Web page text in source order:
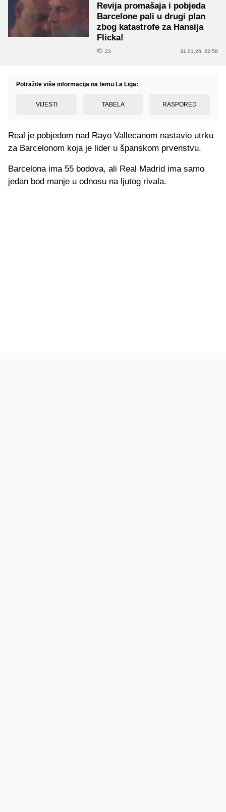
Revija promašaja i pobjeda
Barcelone pali u drugi plan
zbog katastrofe za Hansija
Flicka!
23 31.01.26. 22:58
Potražite više informacija na temu La Liga:
VIJESTI TABELA RASPORED
Real je pobjedom nad Rayo Vallecanom nastavio utrku
za Barcelonom koja je lider u španskom prvenstvu.
Barcelona ima 55 bodova, ali Real Madrid ima samo
jedan bod manje u odnosu na ljutog rivala.